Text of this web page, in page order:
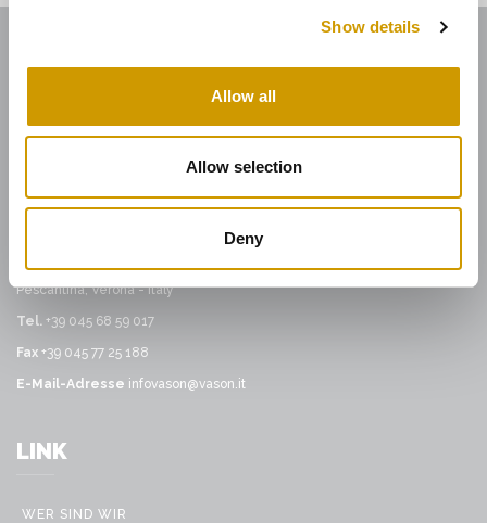
Show details
Allow all
Allow selection
Deny
ENOLOGICA VASON
San Pietro in Cariano, Verona - Italy
Via Mirandola, 49 – 37026
Pescantina, Verona - Italy
Tel. +39 045 68 59 017
Fax +39 045 77 25 188
E-Mail-Adresse infovason@vason.it
LINK
WER SIND WIR